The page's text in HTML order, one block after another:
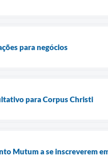
para negócios
para Corpus Christi
Mutum a se inscreverem